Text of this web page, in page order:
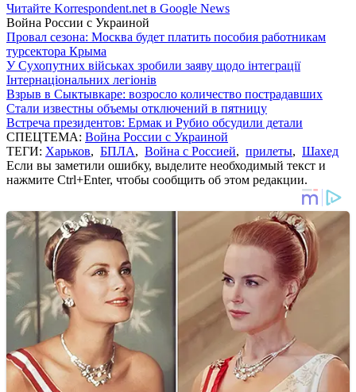
Читайте Korrespondent.net в Google News
Война России с Украиной
Провал сезона: Москва будет платить пособия работникам
турсектора Крыма
У Сухопутних військах зробили заяву щодо інтеграції
Інтернаціональних легіонів
Взрыв в Сыктывкаре: возросло количество пострадавших
Стали известны объемы отключений в пятницу
Встреча президентов: Ермак и Рубио обсудили детали
СПЕЦТЕМА: Война России с Украиной
ТЕГИ: Харьков, БПЛА, Война с Россией, прилеты, Шахед
Если вы заметили ошибку, выделите необходимый текст и
нажмите Ctrl+Enter, чтобы сообщить об этом редакции.